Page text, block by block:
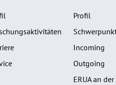
Profil
Incoming
Outgoing
ERUA an